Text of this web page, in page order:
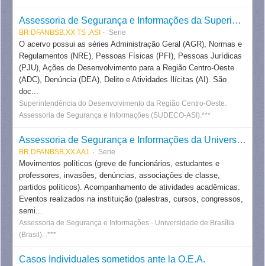
Assessoria de Segurança e Informações da Superintendência do Desenvolvimento da Região Centro-Oeste
BR DFANBSB,XX TS .ASI Serie
O acervo possui as séries Administração Geral (AGR), Normas e
Regulamentos (NRE), Pessoas Físicas (PFI), Pessoas Jurídicas
(PJU), Ações de Desenvolvimento para a Região Centro-Oeste
(ADC), Denúncia (DEA), Delito e Atividades Ilícitas (AI). São
doc...
Superintendência do Desenvolvimento da Região Centro-Oeste.
Assessoria de Segurança e Informações (SUDECO-ASI).***
Assessoria de Segurança e Informações da Universidade de Brasília
BR DFANBSB,XX AA1 Serie
Movimentos políticos (greve de funcionários, estudantes e
professores, invasões, denúncias, associações de classe,
partidos políticos). Acompanhamento de atividades acadêmicas.
Eventos realizados na instituição (palestras, cursos, congressos,
semi...
Assessoria de Segurança e Informações - Universidade de Brasília
(Brasil). .***
Casos Individuales sometidos ante la O.E.A.